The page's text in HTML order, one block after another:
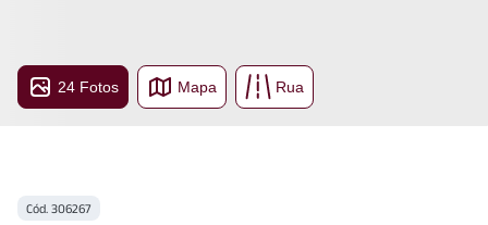
24 Fotos Mapa Rua
Cód. 306267